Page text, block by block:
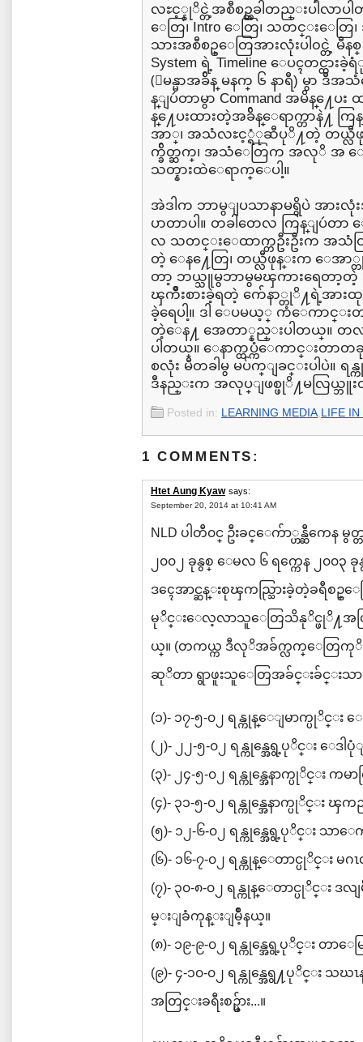
လႊင့္နုိင္တဲ့အစီစဥ္တခါတည္းပါလာပါ
ေတြ၊ Intro ေတြ၊ သတင္းေတြ၊
သားအစီစဥ္ေတြအားလုံးပါ၀င္တဲ့ မီန
System ရဲ့ Timeline ေပၚတင္ထားခဲ့
(ျမန္မာအခ်ိန္ မနက္ ၆ နာရီ) မွာ
န္ျပဴတာမွာ Command အမိန္႔ေ
န္႔ေပးထားတဲ့အခ်ိန္ေရာက္တာနဲ
အာ္၊ အသံလႊင့္ရံုဆီပုိ႔တဲ့ တယ္
က္ခ်ိတ္ဆက္၊ အသံေတြက အလုိ အ ေလ်ာ
သတ္နားထဲေရာက္ေပါ့။
အဲဒါက ဘာမွျပသာနာမရွိပဲ အား
ပာတာပါ။ တခါတေလ ကြန္ျပဴတာ
လ သတင္းေထာက္တဦးဦးက အသံထ
တဲ့ ေန႔ေတြ၊ တယ္လီဖုန္းက ေအ
တာ့ ဘယ္သူမွဘာမွမၾကားရေတာ့တဲ့
ၾကိဳးစားခဲ့ရတဲ့ က်ေနာ္တုိ႔ရဲ့အား
ခဲ့ရေပါ့။ ဒါ ေပမယ့္ ကံေကာင္
တဲ့ေန႔ အေတာ္နည္းပါတယ္။ တ
ပါတယ္။ ေနာက္ထပ္ကံေကာင္းတာတ
စလုံး မီတခါမွ မပ်က္ျခင္းပါပဲ။
ဒီနည္းက အလုပ္ျဖစ္ဖုိ႔မလြယ္ဘူး
Posted in: LEARNING MEDIA LIFE IN
1 COMMENTS:
Htet Aung Kyaw says:
September 20, 2014 at 10:41 AM
NLD ပါတီ၀င္ ဦးခင္ေက်ာ္ဟန္ဆီကေ
၂၀၀၂ ခုနွစ္ ေမလ ၆ ရက္ကေန ၂၀
ဒၚေအာင္ဆန္းစုၾကည္သြားခဲ့တဲ့ခရီစ
မုိင္းေလ့လာသူေတြသိနုိင္ဖုိ႔အတ
ယ္။ (တကယ္က ဒီလုိအခ်က္လက္ေတြကုိျ
ဆုိတာ ရွာဖူးသူေတြအခ်င္းခ်င္းသ
(၁)- ၁၇-၅-၀၂ ရန္ကုန္ေျမာက္ပုိင္း ေ
(၂)- ၂၂-၅-၀၂ ရန္ကုန္အေရွ့ပုိင္း ေဒါ
(၃)- ၂၄-၅-၀၂ ရန္ကုန္အေနာက္ပုိင္း ကမ
(၄)- ၃၁-၅-၀၂ ရန္ကုန္အေနာက္ပုိင္း
(၅)- ၁၂-၆-၀၂ ရန္ကုန္အေရွ့ပုိင္း သာ
(၆)- ၁၆-၇-၀၂ ရန္ကုန္ေတာင္ပုိင္း မ
(၇)- ၃၀-၈-၀၂ ရန္ကုန္ေတာင္ပုိင္း ဒလ
မ္းျခံကုန္းျမိဳ့နယ္။
(၈)- ၁၉-၉-၀၂ ရန္ကုန္အေရွ့ပုိင္း တာေ
(၉)- ၄-၁၀-၀၂ ရန္ကုန္အေရွ႔ပုိင္း သ
အတြင္းခရီးစဥ္မ်ား...။